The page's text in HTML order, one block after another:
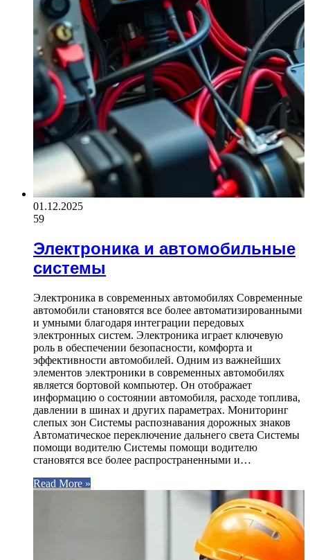
01.12.2025
59
Электроника и автомобильные
системы
Электроника в современных автомобилях Современные
автомобили становятся все более автоматизированными
и умными благодаря интеграции передовых
электронных систем. Электроника играет ключевую
роль в обеспечении безопасности, комфорта и
эффективности автомобилей. Одним из важнейших
элементов электроники в современных автомобилях
является бортовой компьютер. Он отображает
информацию о состоянии автомобиля, расходе топлива,
давлении в шинах и других параметрах. Мониторинг
слепых зон Системы распознавания дорожных знаков
Автоматическое переключение дальнего света Системы
помощи водителю Системы помощи водителю
становятся все более распространенными и…
Read More »